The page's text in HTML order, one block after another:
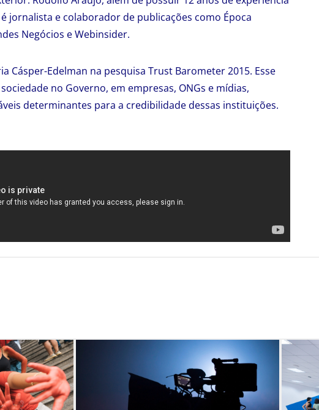
jornalista e colaborador de publicações como Época
Negócios e Webinsider.
Cásper-Edelman na pesquisa Trust Barometer 2015. Esse
no Governo, em empresas, ONGs e mídias,
determinantes para a credibilidade dessas instituições.